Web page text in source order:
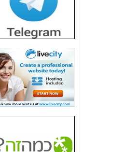
חשיפת מה שלא
רוצים שתדעו בעניין
פריסת אנלימיטד
(בניחוח בלתי נסבל) -
כאן
חשיפה: איוב קרא
אישר לקבוצת סלקום
בדיוק מה שביבי אישר
כאן
האם השר איוב קרא
היה צריך בכלל לחתום
על האישור, שנתן
האם ביבי וקרא קבלו